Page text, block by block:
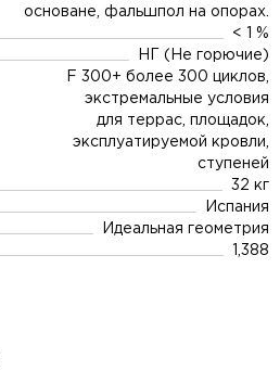
основане, фальшпол на опорах.
< 1 %
НГ (Не горючие)
F 300+ более 300 циклов,
экстремальные условия
для террас, площадок,
эксплуатируемой кровли,
ступеней
32 кг
Испания
Идеальная геометрия
1,388